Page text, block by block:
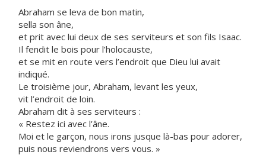
Abraham se leva de bon matin,
sella son âne,
et prit avec lui deux de ses serviteurs et son fils Isaac.
Il fendit le bois pour l’holocauste,
et se mit en route vers l’endroit que Dieu lui avait
indiqué.
Le troisième jour, Abraham, levant les yeux,
vit l’endroit de loin.
Abraham dit à ses serviteurs :
« Restez ici avec l’âne.
Moi et le garçon, nous irons jusque là-bas pour adorer,
puis nous reviendrons vers vous. »